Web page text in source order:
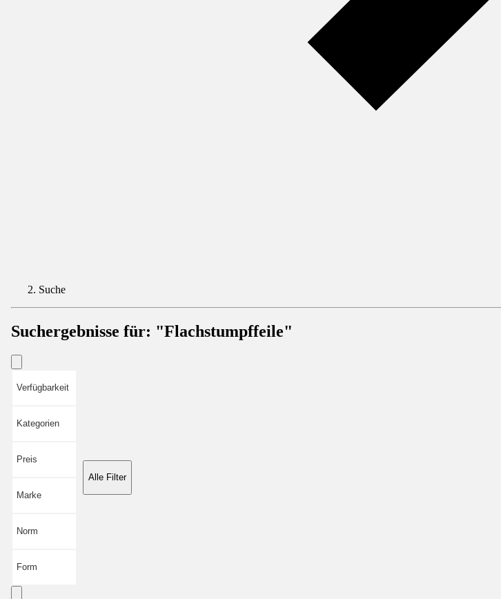
Suche
Suchergebnisse für: "Flachstumpffeile"
Verfügbarkeit
Kategorien
Preis
Marke
Norm
Form
Alle Filter